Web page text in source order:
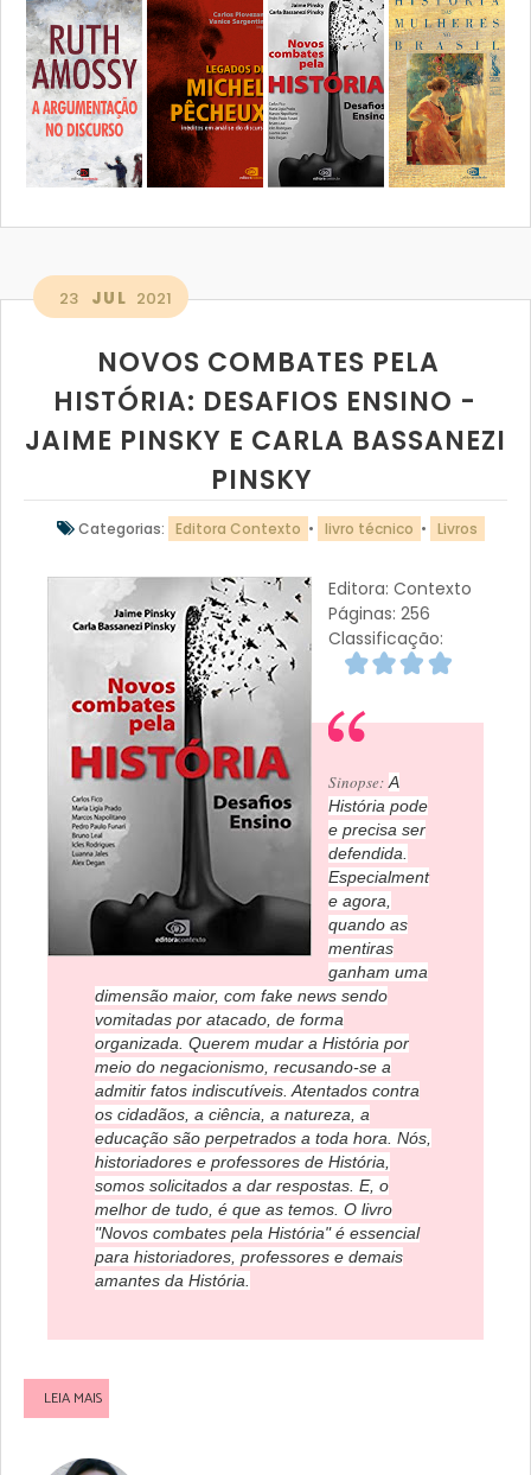
23 JUL 2021
NOVOS COMBATES PELA
HISTÓRIA: DESAFIOS ENSINO -
JAIME PINSKY E CARLA BASSANEZI
PINSKY
Categorias: Editora Contexto • livro técnico • Livros
Editora: Contexto
Páginas: 256
Classificação:
Sinopse:A
História pode
e precisa ser
defendida.
Especialment
e agora,
quando as
mentiras
ganham uma
dimensão maior, com fake news sendo
vomitadas por atacado, de forma
organizada. Querem mudar a História por
meio do negacionismo, recusando-se a
admitir fatos indiscutíveis. Atentados contra
os cidadãos, a ciência, a natureza, a
educação são perpetrados a toda hora. Nós,
historiadores e professores de História,
somos solicitados a dar respostas. E, o
melhor de tudo, é que as temos. O livro
"Novos combates pela História" é essencial
para historiadores, professores e demais
amantes da História.
LEIA MAIS